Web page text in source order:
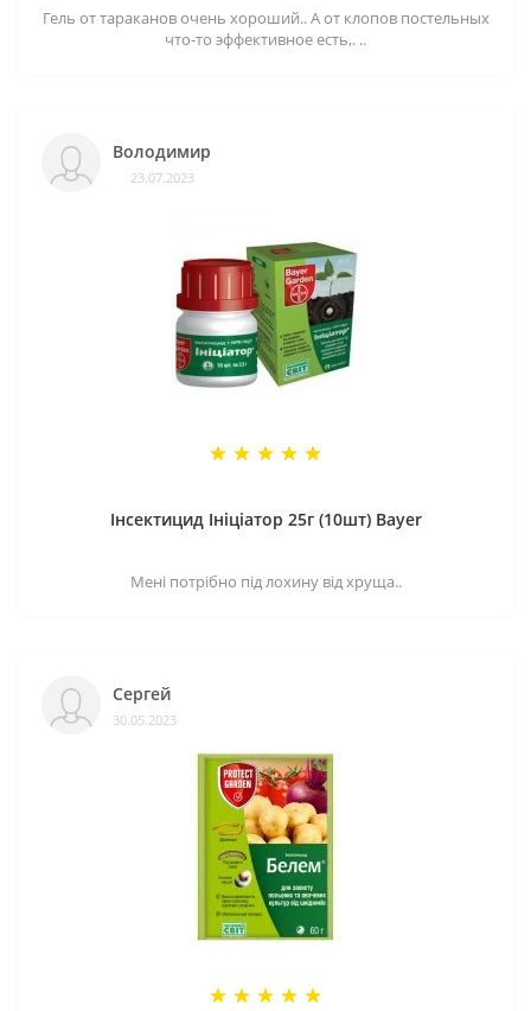
Гель от тараканов очень хороший.. А от клопов постельных
что-то эффективное есть,. ..
Володимир
23.07.2023
Інсектицид Ініціатор 25г (10шт) Bayer
Мені потрібно під лохину від хруща..
Сергей
30.05.2023